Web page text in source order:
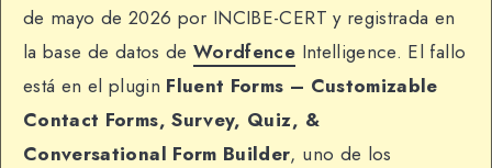
de mayo de 2026 por INCIBE-CERT y registrada en
la base de datos de Wordfence Intelligence. El fallo
está en el plugin Fluent Forms – Customizable
Contact Forms, Survey, Quiz, &
Conversational Form Builder, uno de los